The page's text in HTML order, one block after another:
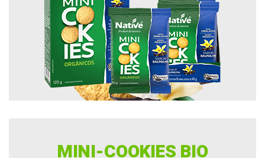
MINI-COOKIES BIO